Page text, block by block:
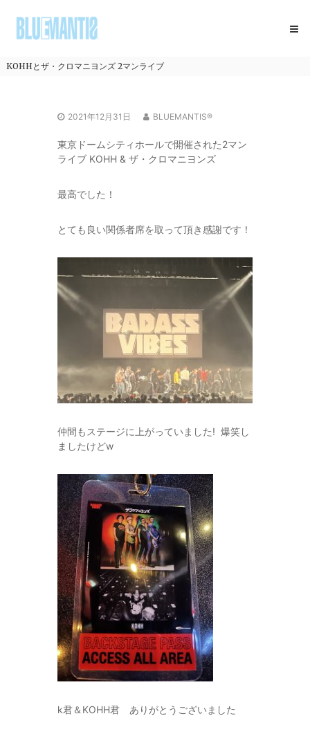
ツ
BLUEMANTIS
KOHHとザ・クロマニヨンズ 2マンライブ
2021年12月31日 BLUEMANTIS®
東京ドームシティホールで開催された2マン
ライブ KOHH & ザ・クロマニヨンズ
最高でした！
とても良い関係者席を取って頂き感謝です！
仲間もステージに上がっていました! 爆笑し
ましたけどw
k君＆KOHH君 ありがとうございました